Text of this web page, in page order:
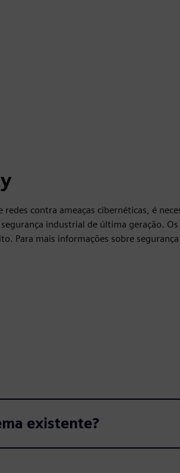
contra ameaças cibernéticas, é
industrial de última geração. Os
Para mais informações sobre
existente?